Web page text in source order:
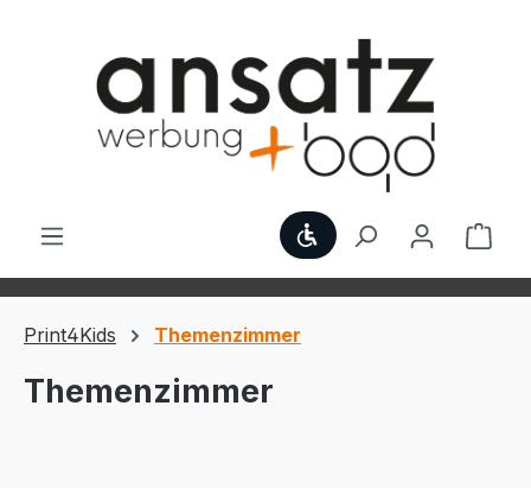
Werkzeugleiste
Print4Kids Themenzimmer
Themenzimmer